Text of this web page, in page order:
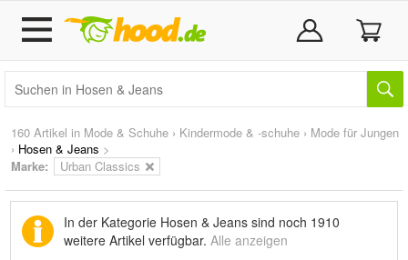
160 Artikel in Mode & Schuhe › Kindermode & -schuhe › Mode für Jungen
› Hosen & Jeans >
Marke: Urban Classics
In der Kategorie Hosen & Jeans sind noch 1910
weitere Artikel verfügbar. Alle anzeigen